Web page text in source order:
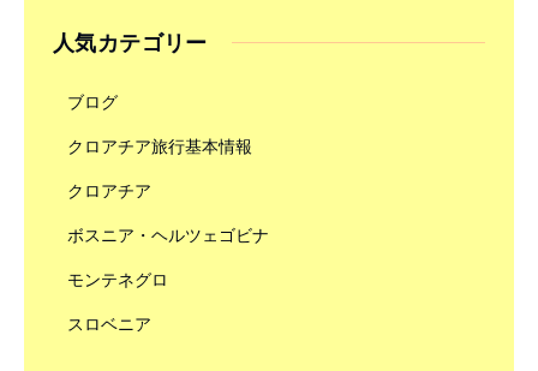
人気カテゴリー
ブログ
クロアチア旅行基本情報
クロアチア
ボスニア・ヘルツェゴビナ
モンテネグロ
スロベニア